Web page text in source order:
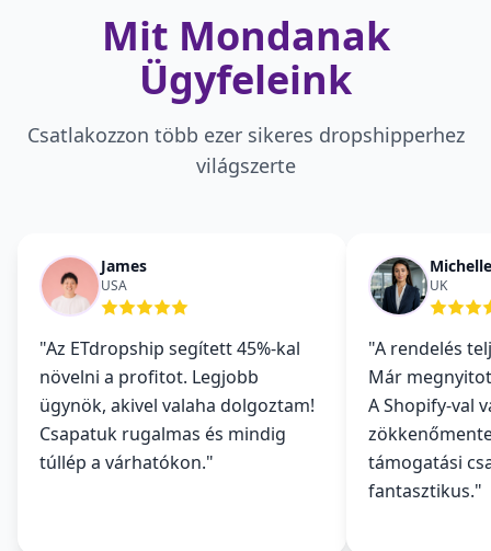
Mit Mondanak
Ügyfeleink
Csatlakozzon több ezer sikeres dropshipperhez
világszerte
James
USA
"Az ETdropship segített 45%-kal
növelni a profitot. Legjobb
ügynök, akivel valaha dolgoztam!
Csapatuk rugalmas és mindig
túllép a várhatókon."
Michelle
UK
"A rendelés
Már
A Shopify-val
támogatási
fantasztikus."